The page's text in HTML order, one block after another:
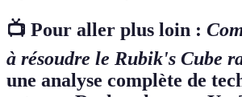
📺 Pour aller plus loin :
à résoudre le Rubik's Cube
une analyse complète de